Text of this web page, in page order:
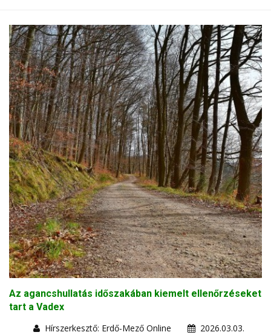
Az agancshullatás időszakában kiemelt ellenőrzéseket
tart a Vadex
Hírszerkesztő: Erdő-Mező Online
2026.03.03.